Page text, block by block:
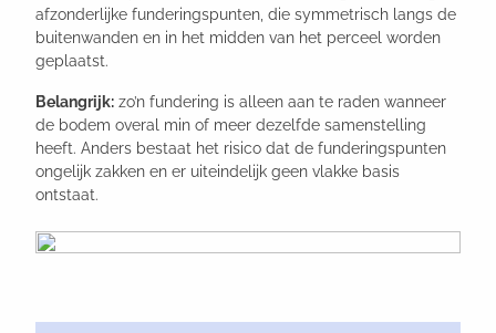
afzonderlijke funderingspunten, die symmetrisch langs de
buitenwanden en in het midden van het perceel worden
geplaatst.
Belangrijk: zo’n fundering is alleen aan te raden wanneer
de bodem overal min of meer dezelfde samenstelling
heeft. Anders bestaat het risico dat de funderingspunten
ongelijk zakken en er uiteindelijk geen vlakke basis
ontstaat.